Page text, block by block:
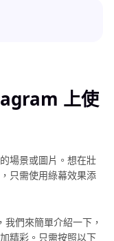
使用綠幕
HitPaw
解答
上使
場景或圖片。想在壯
只需使用綠幕效果添
們來簡單介紹一下，
精彩。只需按照以下